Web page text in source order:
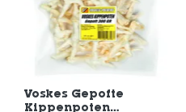
Voskes Gepofte
Kippenpoten